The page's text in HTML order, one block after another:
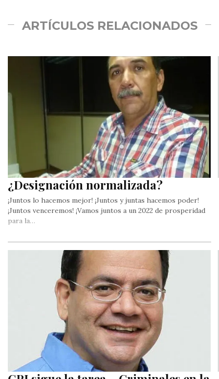
ARTÍCULOS RELACIONADOS
¿Designación normalizada?
¡Juntos lo hacemos mejor! ¡Juntos y juntas hacemos poder!
¡Juntos venceremos! ¡Vamos juntos a un 2022 de prosperidad
para la…